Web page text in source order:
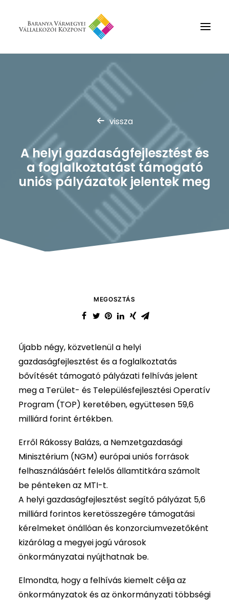
Rólunk
Szolgáltatások
Hírek
Partnerek
Kapcsolat
Keresés
vissza
A helyi gazdaságfejlesztést és
a foglalkoztatást támogató
uniós pályázatok jelentek meg
MEGOSZTÁS
Újabb négy, közvetlenül a helyi
gazdaságfejlesztést és a foglalkoztatás
bővítését támogató pályázati felhívás jelent
meg a Terület- és Településfejlesztési Operatív
Program (TOP) keretében, együttesen 59,6
milliárd forint értékben.
Erről Rákossy Balázs, a Nemzetgazdasági
Minisztérium (NGM) európai uniós források
felhasználásáért felelős államtitkára számolt
be pénteken az MTI-t.
A helyi gazdaságfejlesztést segítő pályázat 5,6
milliárd forintos keretösszegére támogatási
kérelmeket önállóan és konzorciumvezetőként
kizárólag a megyei jogú városok
önkormányzatai nyújthatnak be.
Elmondta, hogy a felhívás kiemelt célja az
önkormányzatok és az önkormányzati többségi